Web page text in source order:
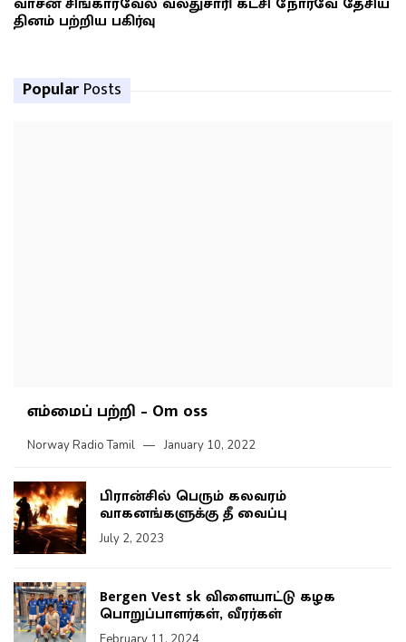
தினம் பற்றிய பகிர்வு
Popular Posts
எம்மைப் பற்றி – Om oss
Norway Radio Tamil January 10, 2022
பிரான்சில் பெரும் கலவரம்
வாகனங்களுக்கு தீ வைப்பு
July 2, 2023
Bergen Vest sk விளையாட்டு கழக
பொறுப்பாளர்கள், வீரர்கள்